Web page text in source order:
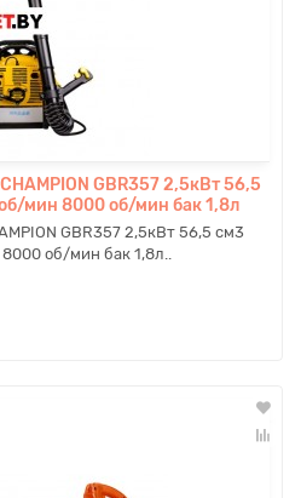
GBR357 2,5кВт 56,5
мин 8000 об/мин бак 1,8л
GBR357 2,5кВт 56,5 см3
об/мин бак 1,8л..